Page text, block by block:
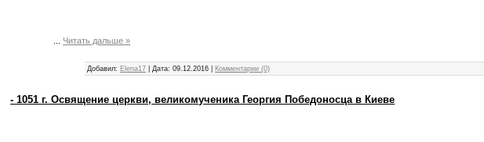
... Читать дальше »
Добавил: Elena17 |Дата: 09.12.2016 Комментарии (0)
- 1051 г. Освящение церкви, великомученика Георгия Победоносца в Киеве